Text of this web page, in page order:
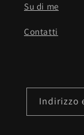
Su di me
Contatti
Indirizzo